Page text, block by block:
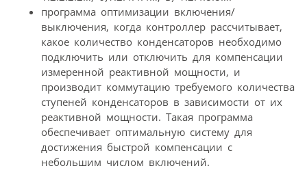
программа оптимизации включения/
выключения, когда контроллер рассчитывает,
какое количество конденсаторов необходимо
подключить или отключить для компенсации
измеренной реактивной мощности, и
производит коммутацию требуемого количества
ступеней конденсаторов в зависимости от их
реактивной мощности. Такая программа
обеспечивает оптимальную систему для
достижения быстрой компенсации с
небольшим числом включений.